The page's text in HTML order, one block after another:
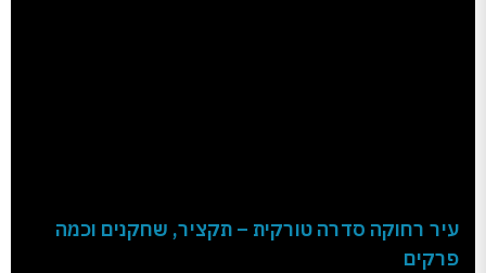
עיר רחוקה סדרה טורקית – תקציר, שחקנים וכמה
פרקים